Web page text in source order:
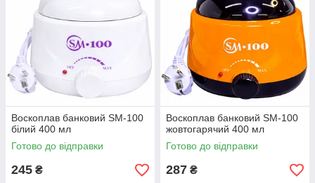
Воскоплав банковий SM-100
білий 400 мл
Готово до відправки
245 ₴
Воскоплав банковий SM-100
жовтогарячий 400 мл
Готово до відправки
287 ₴